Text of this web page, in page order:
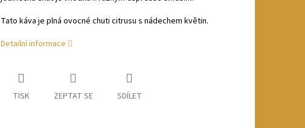
Tato káva je plná ovocné chuti citrusu s nádechem květin.
Detailní informace
TISK ZEPTAT SE SDÍLET